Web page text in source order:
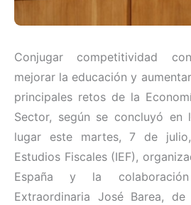
Conjugar competitividad
mejorar la educación y
principales retos de la
Sector, según se concluyó en
lugar este martes, 7 de
Estudios Fiscales (IEF),
España y la
Extraordinaria José Barea,